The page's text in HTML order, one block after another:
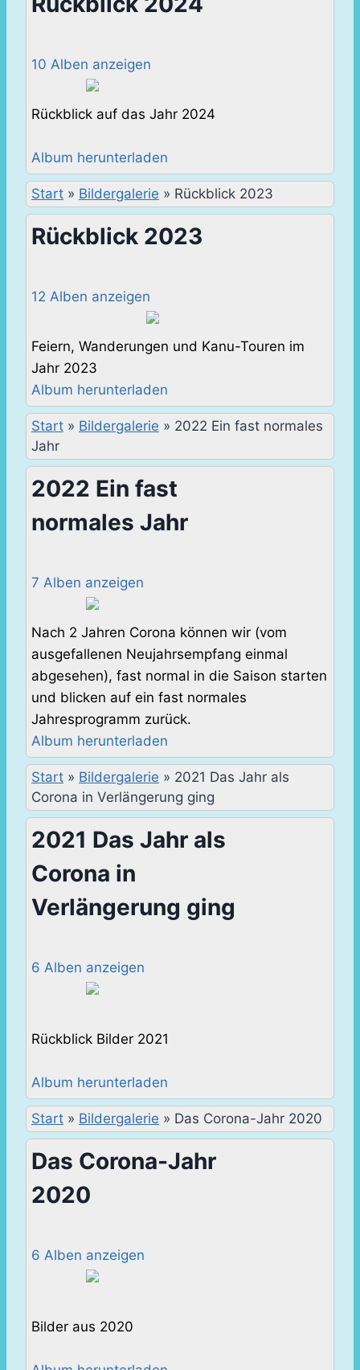
10 Alben anzeigen
Rückblick auf das Jahr 2024
Album herunterladen
Start » Bildergalerie » Rückblick 2023
Rückblick 2023
12 Alben anzeigen
Feiern, Wanderungen und Kanu-Touren im
Jahr 2023
Album herunterladen
Start » Bildergalerie » 2022 Ein fast normales
Jahr
2022 Ein fast
normales Jahr
7 Alben anzeigen
Nach 2 Jahren Corona können wir (vom
ausgefallenen Neujahrsempfang einmal
abgesehen), fast normal in die Saison starten
und blicken auf ein fast normales
Jahresprogramm zurück.
Album herunterladen
Start » Bildergalerie » 2021 Das Jahr als
Corona in Verlängerung ging
2021 Das Jahr als
Corona in
Verlängerung ging
6 Alben anzeigen
Rückblick Bilder 2021
Album herunterladen
Start » Bildergalerie » Das Corona-Jahr 2020
Das Corona-Jahr
2020
6 Alben anzeigen
Bilder aus 2020